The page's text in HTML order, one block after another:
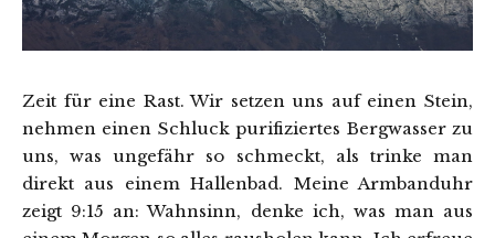
Zeit für eine Rast. Wir setzen uns auf einen Stein,
nehmen einen Schluck purifiziertes Bergwasser zu
uns, was ungefähr so schmeckt, als trinke man
direkt aus einem Hallenbad. Meine Armbanduhr
zeigt 9:15 an: Wahnsinn, denke ich, was man aus